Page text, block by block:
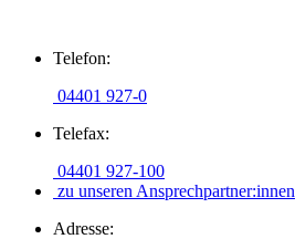
Inhalt
Telefon:
04401 927-0
Telefax:
04401 927-100
zu unseren Ansprechpartner:innen
Adresse: